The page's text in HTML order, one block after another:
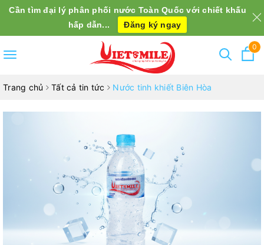
Toggle
0
Trang chủ Tất cả tin tức Nước tinh khiết Biên Hòa
Cần tìm đại lý phân phối nước Toàn Quốc với chiết khấu
hấp dẫn...
Đăng ký ngay